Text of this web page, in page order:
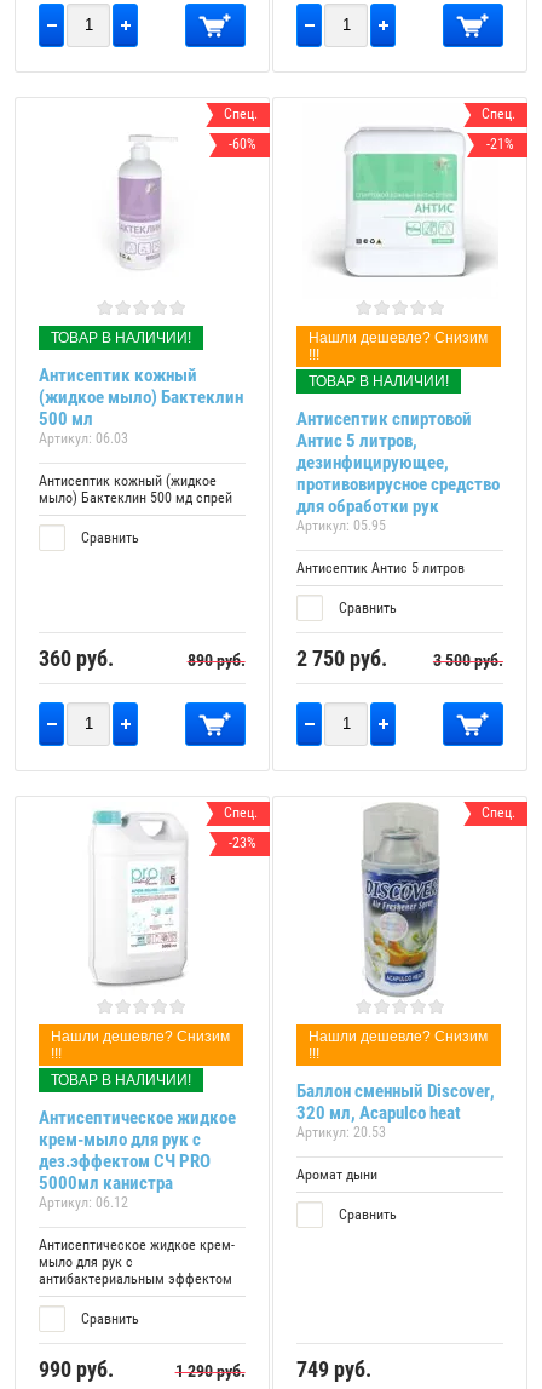
Спец.
-60%
ТОВАР В НАЛИЧИИ!
Антисептик кожный
(жидкое мыло) Бактеклин
500 мл
Артикул: 06.03
Антисептик кожный (жидкое
мыло) Бактеклин 500 мд спрей
Сравнить
360 руб. 890руб.
Спец.
-21%
Нашли дешевле? Снизим
!!!
ТОВАР В НАЛИЧИИ!
Антисептик спиртовой
Антис 5 литров,
дезинфицирующее,
противовирусное средство
для обработки рук
Артикул: 05.95
Антисептик Антис 5 литров
Сравнить
2 750 руб. 3 500руб.
Спец.
-23%
Нашли дешевле? Снизим
!!!
ТОВАР В НАЛИЧИИ!
Антисептическое жидкое
крем-мыло для рук с
дез.эффектом СЧ PRO
5000мл канистра
Артикул: 06.12
Антисептическое жидкое крем-
мыло для рук с
антибактериальным эффектом
Сравнить
990 руб. 1 290руб.
Спец.
Нашли дешевле? Снизим
!!!
Баллон сменный Discover,
320 мл, Acapulco heat
Артикул: 20.53
Аромат дыни
Сравнить
749 руб.